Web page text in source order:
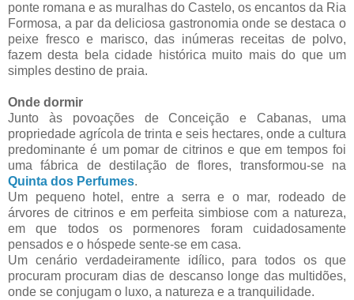
ponte romana e as muralhas do Castelo, os encantos da Ria
Formosa, a par da deliciosa gastronomia onde se destaca o
peixe fresco e marisco, das inúmeras receitas de polvo,
fazem desta bela cidade histórica muito mais do que um
simples destino de praia.
Onde dormir
Junto às povoações de Conceição e Cabanas, uma
propriedade agrícola de trinta e seis hectares, onde a cultura
predominante é um pomar de citrinos e que em tempos foi
uma fábrica de destilação de flores, transformou-se na
Quinta dos Perfumes.
Um pequeno hotel, entre a serra e o mar, rodeado de
árvores de citrinos e em perfeita simbiose com a natureza,
em que todos os pormenores foram cuidadosamente
pensados e o hóspede sente-se em casa.
Um cenário verdadeiramente idílico, para todos os que
procuram procuram dias de descanso longe das multidões,
onde se conjugam o luxo, a natureza e a tranquilidade.